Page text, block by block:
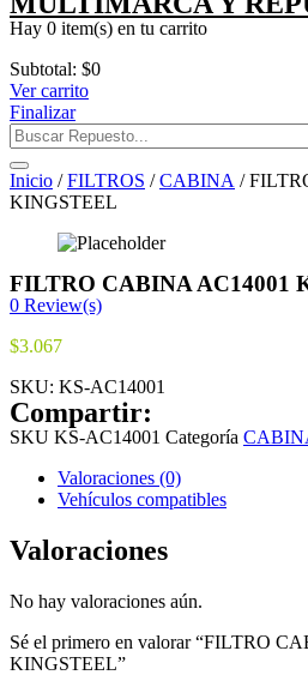
Hay 0 item(s) en tu carrito
Subtotal: $0
Ver carrito
Finalizar
Inicio /FILTROS /CABINA /
KINGSTEEL
FILTRO CABINA AC14001
0 Review(s)
$3.067
SKU: KS-AC14001
Compartir:
SKU KS-AC14001 Categoría
Valoraciones (0)
Vehículos compatibles
Valoraciones
No hay valoraciones aún.
Sé el primero en valorar “FILTRO
KINGSTEEL”